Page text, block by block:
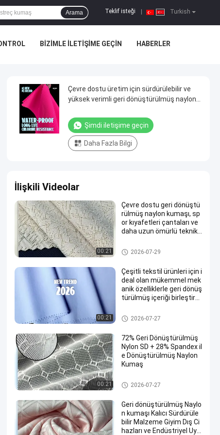
Turkish
Teklif isteği
Arama
BIZIMLE ILETIŞIME GEÇIN HABERLER
Çevre dostu üretim için sürdürülebilir ve
yüksek verimli geri dönüştürülmüş naylon
Şimdi iletişime geçin
Daha Fazla Bilgi
İlişkili Videolar
00:21
Çevre dostu geri dönüştü
rülmüş naylon kumaşı, sp
or kıyafetleri çantaları ve
daha uzun ömürlü teknik t
Geri dönüşümlü naylon kuma
ş
2026-07-29
00:21
Çeşitli tekstil ürünleri için i
deal olan mükemmel mek
anik özelliklerle geri dönüş
türülmüş içeriği birleştire
n kumaş
Geri dönüşümlü naylon kuma
ş
2026-07-27
00:21
72% Geri Dönüştürülmüş
Nylon SD + 28% Spandex il
e Dönüştürülmüş Naylon
Kumaş
Geri dönüşümlü naylon kuma
ş
2026-07-27
Geri dönüştürülmüş Naylo
n kumaşı Kalıcı Sürdürüle
bilir Malzeme Giyim Dış Ci
hazları ve Endüstriyel Uyg